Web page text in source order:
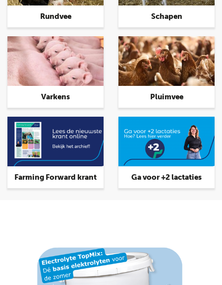
Rundvee Schapen
Varkens Pluimvee
Farming Forward krant Ga voor +2 lactaties